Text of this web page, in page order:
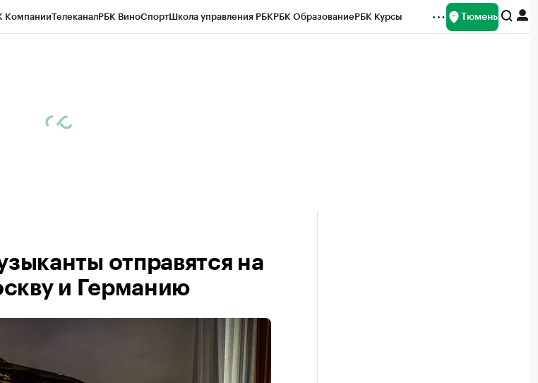
КомпанииТелеканалРБК ВиноСпортШкола управления РБКРБК ОбразованиеРБК Курсы Тюмень
отправятся на
и Германию